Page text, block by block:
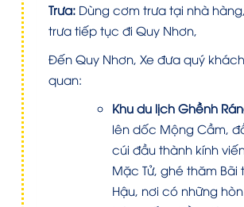
Trưa: Dùng cơm trưa tại nhà
trưa tiếp tục đi Quy Nhơn,
Đến Quy Nhơn, Xe đưa quý
quan:
Khu du lịch Ghềnh
lên dốc Mộng Cầm,
cúi đầu thành kính
Mặc Tử, ghé thăm Bãi
Hậu, nơi có những